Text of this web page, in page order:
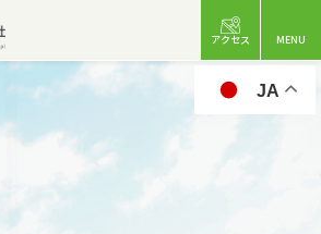
アクセス MENU
JA